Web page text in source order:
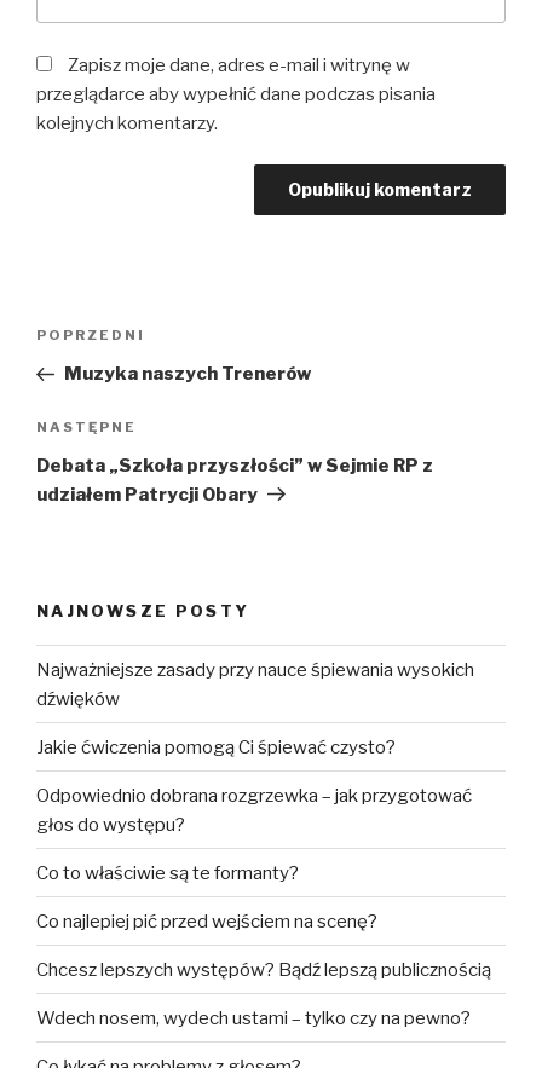
Zapisz moje dane, adres e-mail i witrynę w
przeglądarce aby wypełnić dane podczas pisania
kolejnych komentarzy.
Poprzedni
wpis
POPRZEDNI
Muzyka naszych Trenerów
Następny
wpis
NASTĘPNE
Debata „Szkoła przyszłości” w Sejmie RP z
udziałem Patrycji Obary
NAJNOWSZE POSTY
Najważniejsze zasady przy nauce śpiewania wysokich
dźwięków
Jakie ćwiczenia pomogą Ci śpiewać czysto?
Odpowiednio dobrana rozgrzewka – jak przygotować
głos do występu?
Co to właściwie są te formanty?
Co najlepiej pić przed wejściem na scenę?
Chcesz lepszych występów? Bądź lepszą publicznością
Wdech nosem, wydech ustami – tylko czy na pewno?